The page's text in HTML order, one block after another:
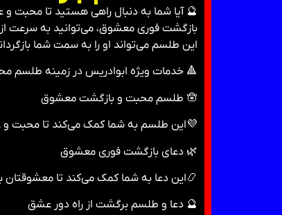
🔮 آیا شما به دنبال راهی هستید تا محبت و
بازگشت فوری معشوق، می‌توانید به سرعت از
این طلسم می‌تواند او را به سمت شما
🔺 خدمات ویژه ابوادریس در زمینه
🪬 طلسم محبت و بازگشت معشوق
💜این طلسم به شما کمک می‌کند تا محبت و
🌿 دعای بازگشت فوری معشوق
📿این دعا به شما کمک می‌کند تا
🔮 دعا و طلسم برگشت از راه دور عشق